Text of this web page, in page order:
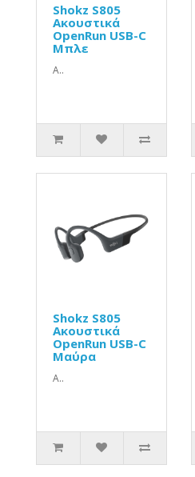
Shokz S805
Ακουστικά
OpenRun USB-C
Μπλε
Α..
Shokz S805
Ακουστικά
OpenRun USB-C
Μαύρα
Α..